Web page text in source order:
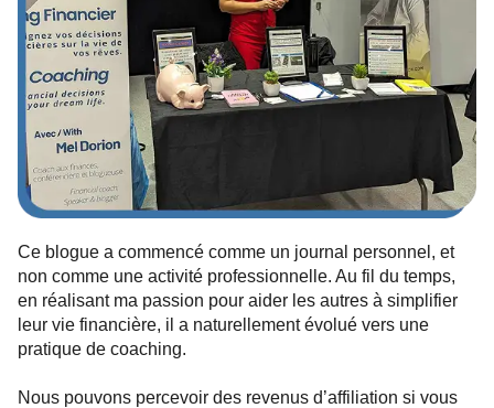
Ce blogue a commencé comme un journal personnel, et
non comme une activité professionnelle. Au fil du temps,
en réalisant ma passion pour aider les autres à simplifier
leur vie financière, il a naturellement évolué vers une
pratique de coaching.
Nous pouvons percevoir des revenus d’affiliation si vous